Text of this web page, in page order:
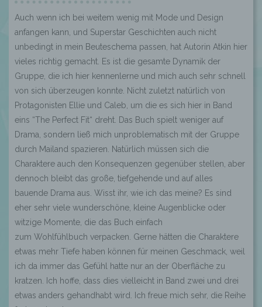
Auch wenn ich bei weitem wenig mit Mode und Design
anfangen kann, und Superstar Geschichten auch nicht
unbedingt in mein Beuteschema passen, hat Autorin Atkin hier
vieles richtig gemacht. Es ist die gesamte Dynamik der
Gruppe, die ich hier kennenlerne und mich auch sehr schnell
von sich überzeugen konnte. Nicht zuletzt natürlich von
Protagonisten Ellie und Caleb , um die es sich hier in Band
eins “The Perfect Fit“ dreht. Das Buch spielt weniger auf
Drama, sondern ließ mich unproblematisch mit der Gruppe
durch Mailand spazieren. Natürlich müssen sich die
Charaktere auch den Konsequenzen gegenüber stellen, aber
dennoch bleibt das große, tiefgehende und auf alles
bauende Drama aus. Wisst ihr, wie ich das meine? Es sind
eher sehr viele wunderschöne, kleine Augenblicke oder
witzige Momente, die das Buch einfach
zum Wohlfühlbuch verpacken. Gerne hätten die Charaktere
etwas mehr Tiefe haben können für meinen Geschmack, weil
ich da immer das Gefühl hatte nur an der Oberfläche zu
kratzen. Ich hoffe, dass dies vielleicht in Band zwei und drei
etwas anders gehandhabt wird. Ich freue mich sehr, die Reihe